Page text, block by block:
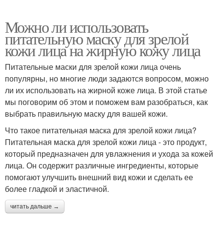
Можно ли использовать
питательную маску для зрелой
кожи лица на жирную кожу лица
Питательные маски для зрелой кожи лица очень
популярны, но многие люди задаются вопросом, можно
ли их использовать на жирной коже лица. В этой статье
мы поговорим об этом и поможем вам разобраться, как
выбрать правильную маску для вашей кожи.
Что такое питательная маска для зрелой кожи лица?
Питательная маска для зрелой кожи лица - это продукт,
который предназначен для увлажнения и ухода за кожей
лица. Он содержит различные ингредиенты, которые
помогают улучшить внешний вид кожи и сделать ее
более гладкой и эластичной.
читать дальше →